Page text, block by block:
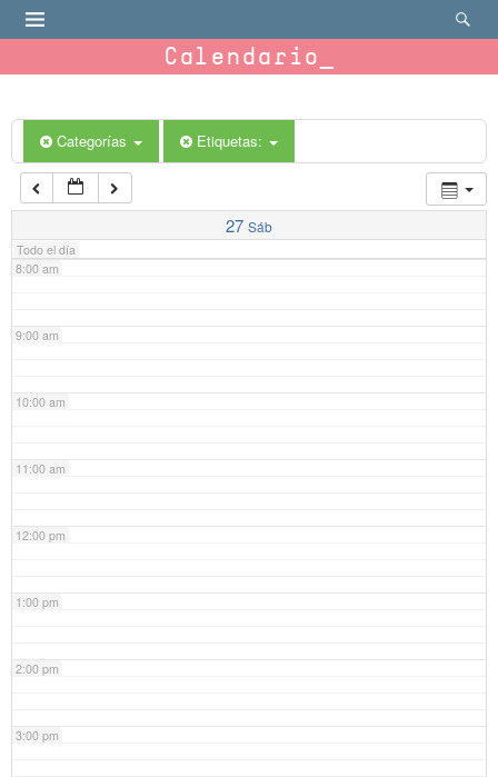
Calendario
Categorías Etiquetas:
27 Sáb
Todo el día
6:00 am
7:00 am
8:00 am
9:00 am
10:00 am
11:00 am
12:00 pm
1:00 pm
2:00 pm
3:00 pm